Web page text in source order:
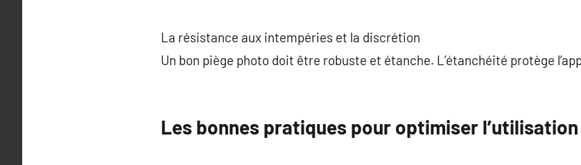
La résistance aux intempéries et la discrétion
Un bon piège photo doit être robuste et étanche. L’étanchéité protège
Les bonnes pratiques pour optimiser l’utilisation